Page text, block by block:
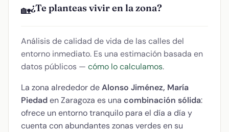
🏡¿Te planteas vivir en la zona?
Análisis de calidad de vida de las calles del
entorno inmediato. Es una estimación basada en
datos públicos — cómo lo calculamos.
La zona alrededor deAlonso Jiménez, María
Piedaden Zaragoza es una combinación sólida:
ofrece un entorno tranquilo para el día a día y
cuenta con abundantes zonas verdes en su